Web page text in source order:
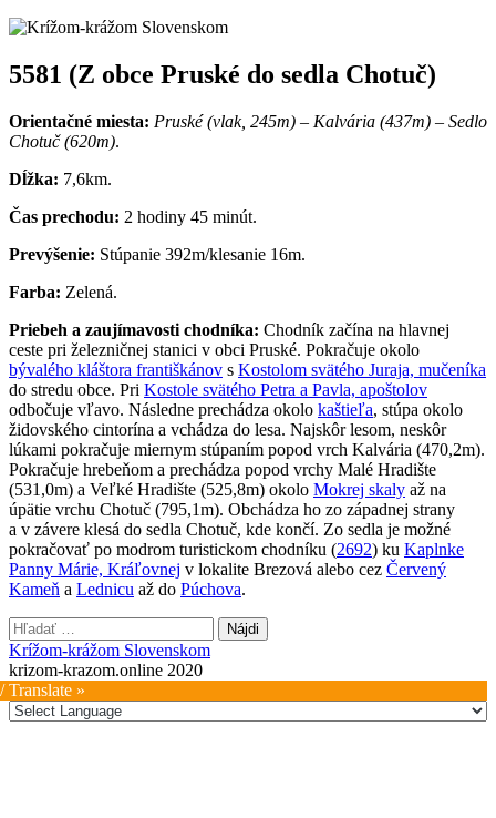
5581 (Z obce Pruské do sedla Chotuč)
Orientačné miesta: Pruské (vlak, 245m) – Kalvária (437m) – Sedlo
Chotuč (620m).
Dĺžka: 7,6km.
Čas prechodu: 2 hodiny 45 minút.
Prevýšenie: Stúpanie 392m/klesanie 16m.
Farba: Zelená.
Priebeh a zaujímavosti chodníka: Chodník začína na hlavnej
ceste pri železničnej stanici v obci Pruské. Pokračuje okolo
bývalého kláštora františkánov s Kostolom svätého Juraja, mučeníka
do stredu obce. Pri Kostole svätého Petra a Pavla, apoštolov
odbočuje vľavo. Následne prechádza okolo kaštieľa, stúpa okolo
židovského cintorína a vchádza do lesa. Najskôr lesom, neskôr
lúkami pokračuje miernym stúpaním popod vrch Kalvária (470,2m).
Pokračuje hrebeňom a prechádza popod vrchy Malé Hradište
(531,0m) a Veľké Hradište (525,8m) okolo Mokrej skaly až na
úpätie vrchu Chotuč (795,1m). Obchádza ho zo západnej strany
a v závere klesá do sedla Chotuč, kde končí. Zo sedla je možné
pokračovať po modrom turistickom chodníku (2692) ku Kaplnke
Panny Márie, Kráľovnej v lokalite Brezová alebo cez Červený
Kameň a Lednicu až do Púchova.
Hľadať:
Krížom-krážom Slovenskom
krizom-krazom.online 2020
Translate »